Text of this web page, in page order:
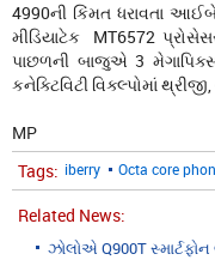
4990ની કિંમત ધરાવતા
મીડિયાટેક MT6572
પાછળની બાજુએ 3
કનેક્ટિવિટી વિક્લ્પોમાં
MP
Tags: iberry Octa core
Related News:
ઝોલોએ Q900T સ્માર્ટફોન